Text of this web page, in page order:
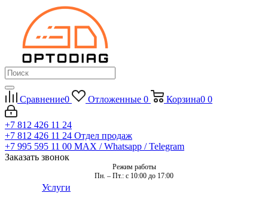
Сравнение0 Отложенные 0 Корзина0 0
+7 812 426 11 24
+7 812 426 11 24 Отдел продаж
+7 995 595 11 00 MAX / Whatsapp / Telegram
Заказать звонок
Режим работы
Пн. – Пт.: с 10:00 до 17:00
Услуги